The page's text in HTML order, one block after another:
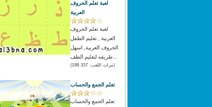
لعبة تعلم الحروف
العربية
لعبة تعلم الحروف
العربية , تعليم الطفل
الحروف العربية, اسهل
(مرات اللعب: 337 198)
تعلم الجمع والحساب
تعلم الجمع والحساب